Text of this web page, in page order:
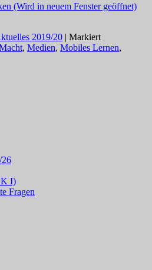
(Wird in neuem Fenster geöffnet)
2019/20 | Markiert
, Medien, Mobiles Lernen,
I)
Fragen